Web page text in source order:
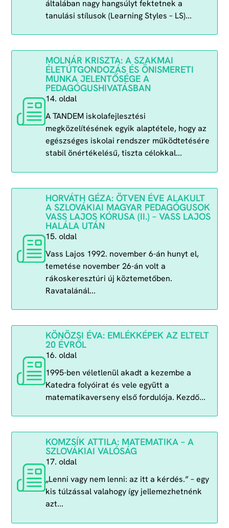
általában nagy hangsúlyt fektetnek a
tanulási stílusok (Learning Styles – LS)...
MOLNÁR KRISZTA: A SZAKMAI
ÉLETÚTGONDOZÁS ÉS ÖNISMERETI
MUNKA JELENTŐSÉGE A
PEDAGÓGUSHIVATÁSBAN
14. oldal
A TANDEM iskolafejlesztési
megközelítésének egyik alaptétele, hogy az
egészséges iskolai rendszer működtetésére
stabil önértékelésű, tiszta célokkal...
HORVÁTH GÉZA: ÖTVEN ÉVE ALAKULT
A SZLOVÁKIAI MAGYAR PEDAGÓGUSOK
VASS LAJOS KÓRUSA (II.) – VASS LAJOS
HALÁLA UTÁN
15. oldal
Vass Lajos 1992. november 6-án hunyt el,
temetése november 26-án volt a
rákoskeresztúri új köztemetőben.
Ravatalánál...
KÖNÖZSI ÉVA: EMLÉKKÉPEK AZ ELTELT
20 ÉVRŐL
16. oldal
1995-ben véletlenül akadt a kezembe a
Katedra folyóirat és vele együtt a
matematikaverseny első fordulója. Kezdő...
KOMZSÍK ATTILA: MATEMATIKA – A
SZLOVÁKIAI VALÓSÁG
17. oldal
„Lenni vagy nem lenni: az itt a kérdés.” – egy
kis túlzással valahogy így jellemezhetnénk
azt...